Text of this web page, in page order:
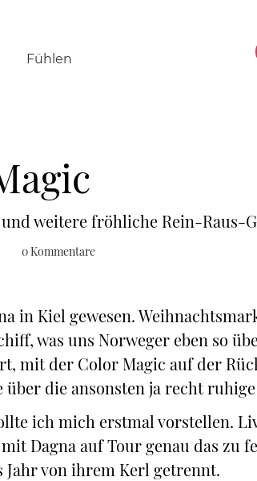
Fühlen
und weitere fröhliche Rein-Raus-
0 Kommentare
in Kiel gewesen.
was uns Norweger eben so
mit der Color Magic auf der
über die ansonsten ja recht ruhige
ich mich erstmal vorstellen.
Dagna auf Tour genau das zu
Jahr von ihrem Kerl getrennt.